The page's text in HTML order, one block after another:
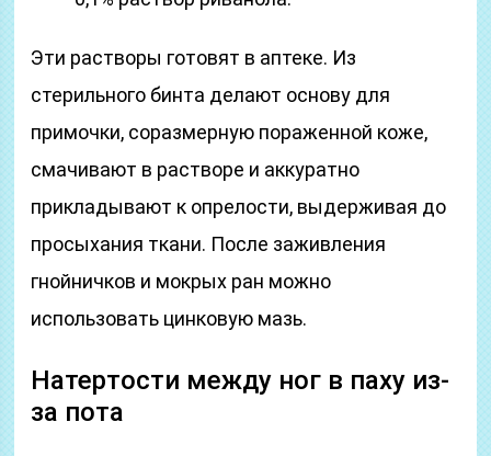
Эти растворы готовят в аптеке. Из
стерильного бинта делают основу для
примочки, соразмерную пораженной коже,
смачивают в растворе и аккуратно
прикладывают к опрелости, выдерживая до
просыхания ткани. После заживления
гнойничков и мокрых ран можно
использовать цинковую мазь.
Натертости между ног в паху из-
за пота